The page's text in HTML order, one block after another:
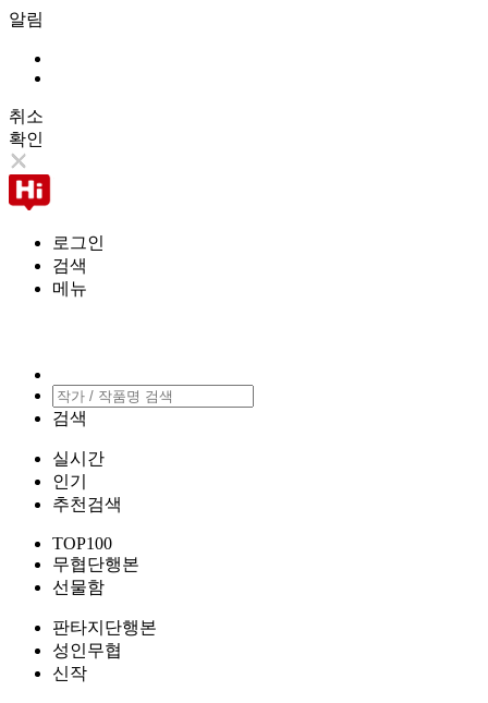
알림
취소
확인
로그인
검색
메뉴
검색
실시간
인기
추천검색
TOP100
무협단행본
선물함
판타지단행본
성인무협
신작